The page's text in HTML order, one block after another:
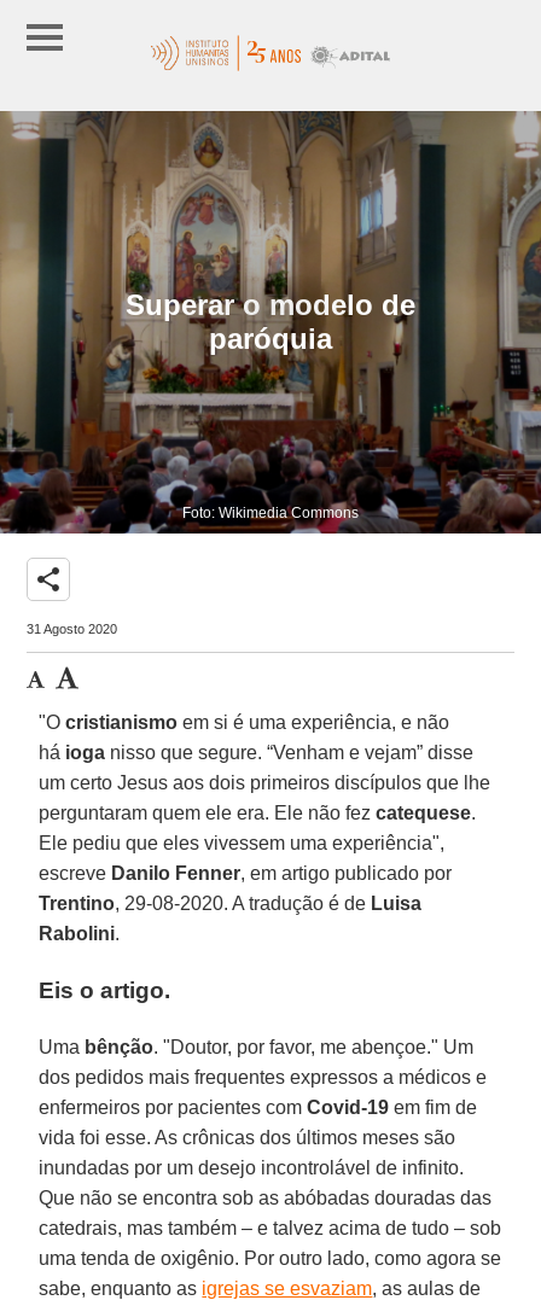
Superar o modelo de
paróquia
Foto: Wikimedia Commons
share
31 Agosto 2020
"Ocristianismo em si é uma experiência, e não
há ioga nisso que segure. “Venham e vejam” disse
um certo Jesus aos dois primeiros discípulos que lhe
perguntaram quem ele era. Ele não fezcatequese.
Ele pediu que eles vivessem uma experiência",
escreve Danilo Fenner, em artigo publicado por
Trentino, 29-08-2020. A tradução é de Luisa
Rabolini.
Eis o artigo.
Uma bênção. "Doutor, por favor, me abençoe." Um
dos pedidos mais frequentes expressos a médicos e
enfermeiros por pacientes comCovid-19 em fim de
vida foi esse. As crônicas dos últimos meses são
inundadas por um desejo incontrolável de infinito.
Que não se encontra sob as abóbadas douradas das
catedrais, mas também – e talvez acima de tudo – sob
uma tenda de oxigênio. Por outro lado, como agora se
sabe, enquanto as igrejas se esvaziam, as aulas de